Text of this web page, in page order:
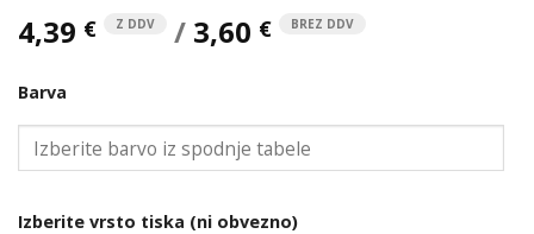
4,39 € Z DDV / 3,60 € BREZ DDV
Barva
Izberite vrsto tiska (ni obvezno)